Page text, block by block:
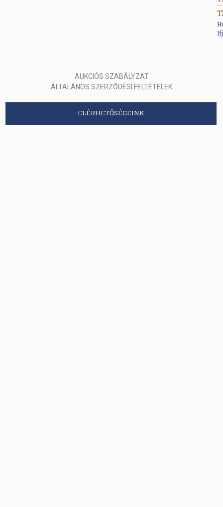
AUKCIÓS SZABÁLYZAT
ÁLTALÁNOS SZERZŐDÉSI FELTÉTELEK
ELÉRHETŐSÉGEINK